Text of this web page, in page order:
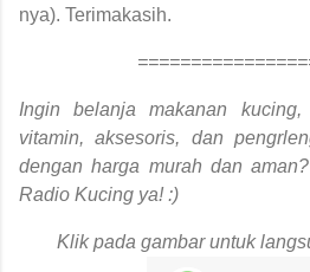
nya). Terimakasih.
Ingin belanja makanan kucing,
vitamin, aksesoris, dan
dengan harga murah dan
Radio Kucing ya! :)
Klik pada gambar untuk